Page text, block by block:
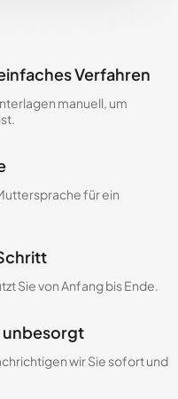
Verfahren
manuell, um
für ein
Sie von Anfang bis Ende.
unbesorgt
wir Sie sofort und